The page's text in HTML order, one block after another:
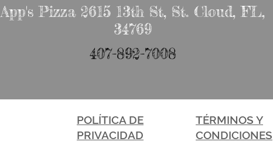
App's Pizza 2615 13th St, St. Cloud, FL,
34769
407-892-7008
POLÍTICA DE
PRIVACIDAD
TÉRMINOS Y
CONDICIONES